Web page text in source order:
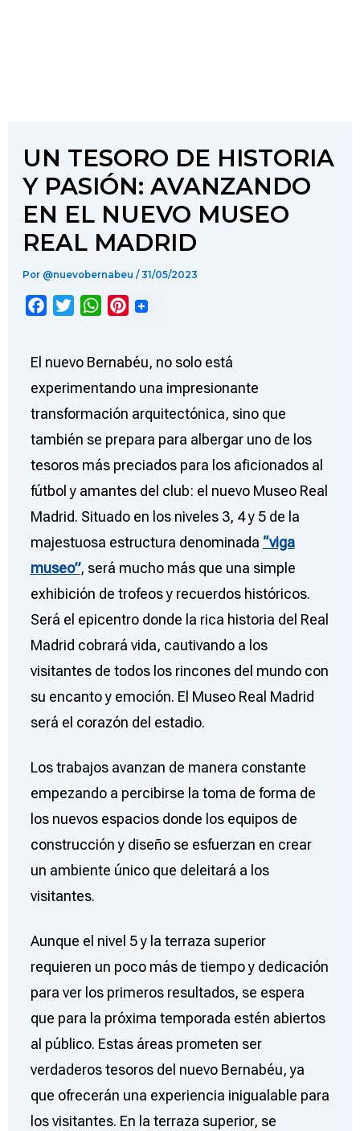
UN TESORO DE HISTORIA
Y PASIÓN: AVANZANDO
EN EL NUEVO MUSEO
REAL MADRID
Por @nuevobernabeu / 31/05/2023
e
b
o
t
t
e
W
t
s
A
p
P
t
e
r
s
t
El nuevo Bernabéu, no solo está
experimentando una impresionante
transformación arquitectónica, sino que
también se prepara para albergar uno de los
tesoros más preciados para los aficionados al
fútbol y amantes del club: el nuevo Museo Real
Madrid. Situado en los niveles 3, 4 y 5 de la
majestuosa estructura denominada “viga
museo”, será mucho más que una simple
exhibición de trofeos y recuerdos históricos.
Será el epicentro donde la rica historia del Real
Madrid cobrará vida, cautivando a los
visitantes de todos los rincones del mundo con
su encanto y emoción. El Museo Real Madrid
será el corazón del estadio.
Los trabajos avanzan de manera constante
empezando a percibirse la toma de forma de
los nuevos espacios donde los equipos de
construcción y diseño se esfuerzan en crear
un ambiente único que deleitará a los
visitantes.
Aunque el nivel 5 y la terraza superior
requieren un poco más de tiempo y dedicación
para ver los primeros resultados, se espera
que para la próxima temporada estén abiertos
al público. Estas áreas prometen ser
verdaderos tesoros del nuevo Bernabéu, ya
que ofrecerán una experiencia inigualable para
los visitantes. En la terraza superior, se